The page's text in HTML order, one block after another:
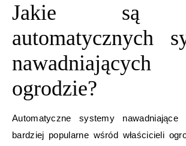
Jakie są
automatycznych
ogrodzie?
Automatyczne systemy
bardziej popularne wśród właścicieli